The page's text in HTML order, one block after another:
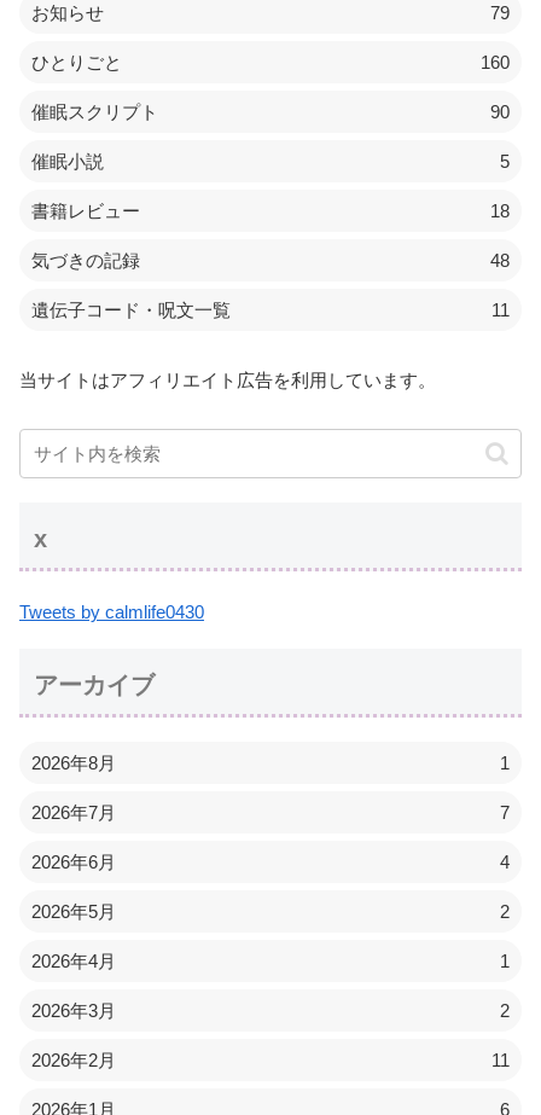
お知らせ 79
ひとりごと 160
催眠スクリプト 90
催眠小説 5
書籍レビュー 18
気づきの記録 48
遺伝子コード・呪文一覧 11
当サイトはアフィリエイト広告を利用しています。
x
Tweets by calmlife0430
アーカイブ
2026年8月 1
2026年7月 7
2026年6月 4
2026年5月 2
2026年4月 1
2026年3月 2
2026年2月 11
2026年1月 6